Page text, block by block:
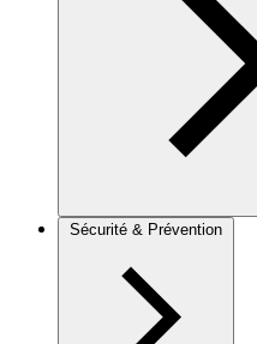
Sécurité & Prévention